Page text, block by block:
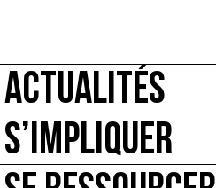
ACTUALITÉS
S’IMPLIQUER